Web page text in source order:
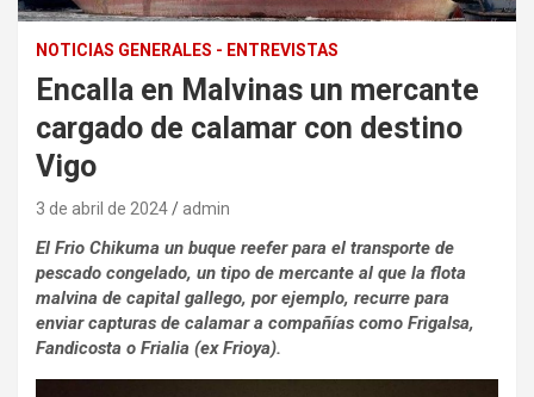
NOTICIAS GENERALES - ENTREVISTAS
Encalla en Malvinas un mercante
cargado de calamar con destino
Vigo
3 de abril de 2024 admin
El Frio Chikuma un buque reefer para el transporte de
pescado congelado, un tipo de mercante al que la flota
malvina de capital gallego, por ejemplo, recurre para
enviar capturas de calamar a compañías como Frigalsa,
Fandicosta o Frialia (ex Frioya).